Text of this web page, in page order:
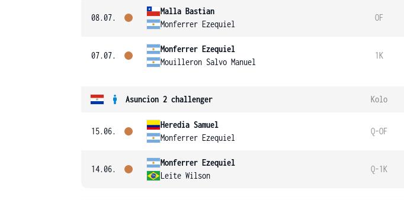
08.07.
Malla Bastian
Monferrer Ezequiel
OF
07.07.
Monferrer Ezequiel
Mouilleron Salvo Manuel
1K
Asuncion 2 challenger Kolo
15.06.
Heredia Samuel
Monferrer Ezequiel
Q-OF
14.06.
Monferrer Ezequiel
Leite Wilson
Q-1K